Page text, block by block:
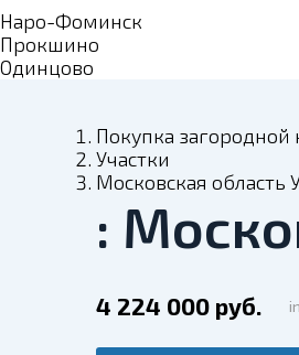
Наро-Фоминск
Прокшино
Одинцово
Покупка
Участки
Московская область
:
4 224 000 руб.